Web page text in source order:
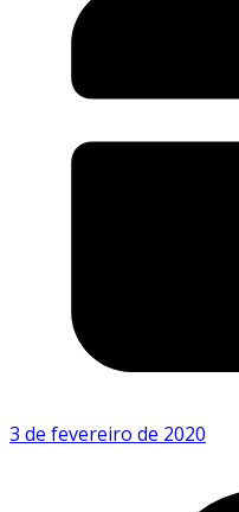
3 de fevereiro de 2020